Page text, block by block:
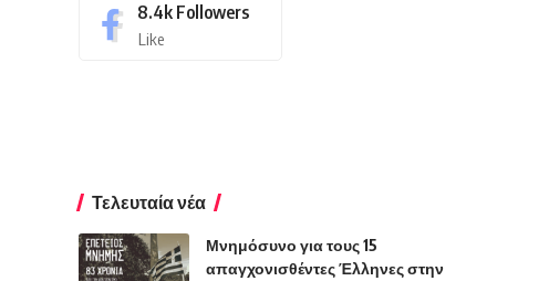
8.4k Followers
Like
Τελευταία νέα
Μνημόσυνο για τους 15
απαγχονισθέντες Έλληνες στην